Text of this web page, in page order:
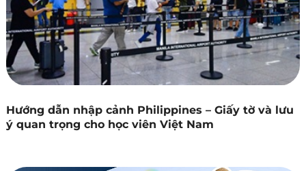
Hướng dẫn nhập cảnh Philippines – Giấy tờ và lưu
ý quan trọng cho học viên Việt Nam